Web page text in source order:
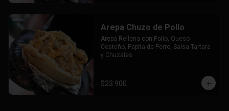
Arepa Chuzo de Pollo
Arepa Rellena con Pollo, Queso
Costeño, Papita de Perro, Salsa Tartara
y Chuzales.
$23.900